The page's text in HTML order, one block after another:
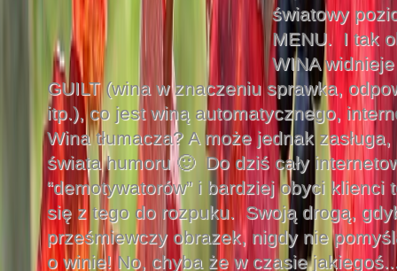
światowy
MENU. I tak
WINA
GUILT (wina w znaczeniu sprawka,
itp.), co jest winą automatycznego,
Wina tłumacza? A może jednak
świata humoru 🙂 Do dziś cały
“demotywatorów” i bardziej obyci klienci
się z tego do rozpuku. Swoją drogą,
prześmiewczy obrazek, nigdy nie
o winie! No, chyba że w czasie